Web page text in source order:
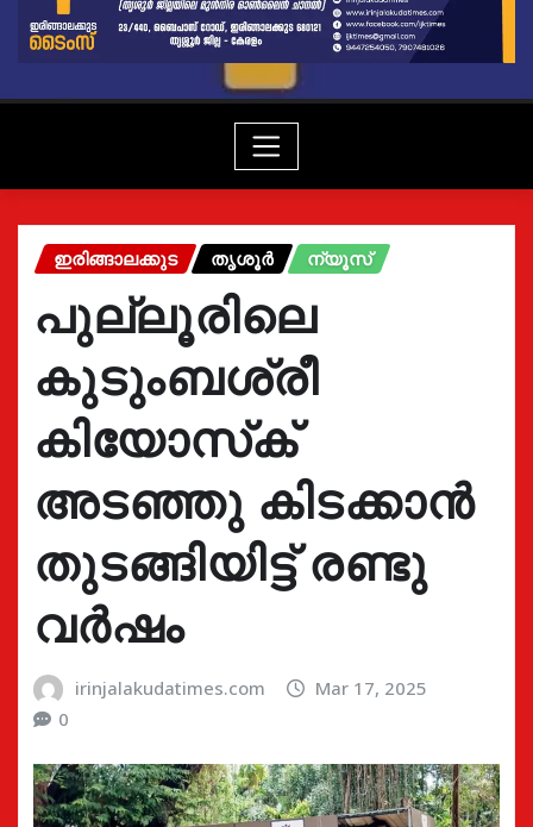
ഇരിങ്ങാലക്കുട തൃശൂർ ന്യൂസ്
പുല്ലൂരിലെ
കുടുംബശ്രീ
കിയോസ്‌ക്
അടഞ്ഞു കിടക്കാൻ
തുടങ്ങിയിട്ട് രണ്ടു
വര്‍ഷം
irinjalakudatimes.com
Mar 17, 2025
0